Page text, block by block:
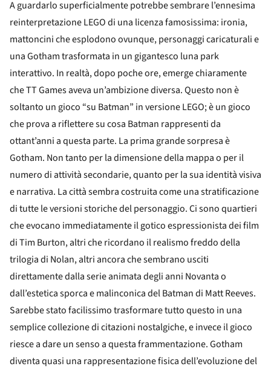
A guardarlo superficialmente potrebbe sembrare l’ennesima
reinterpretazione LEGO di una licenza famosissima: ironia,
mattoncini che esplodono ovunque, personaggi caricaturali e
una Gotham trasformata in un gigantesco luna park
interattivo. In realtà, dopo poche ore, emerge chiaramente
che TT Games aveva un’ambizione diversa. Questo non è
soltanto un gioco “su Batman” in versione LEGO; è un gioco
che prova a riflettere su cosa Batman rappresenti da
ottant’anni a questa parte. La prima grande sorpresa è
Gotham. Non tanto per la dimensione della mappa o per il
numero di attività secondarie, quanto per la sua identità visiva
e narrativa. La città sembra costruita come una stratificazione
di tutte le versioni storiche del personaggio. Ci sono quartieri
che evocano immediatamente il gotico espressionista dei film
di Tim Burton, altri che ricordano il realismo freddo della
trilogia di Nolan, altri ancora che sembrano usciti
direttamente dalla serie animata degli anni Novanta o
dall’estetica sporca e malinconica del Batman di Matt Reeves.
Sarebbe stato facilissimo trasformare tutto questo in una
semplice collezione di citazioni nostalgiche, e invece il gioco
riesce a dare un senso a questa frammentazione. Gotham
diventa quasi una rappresentazione fisica dell’evoluzione del